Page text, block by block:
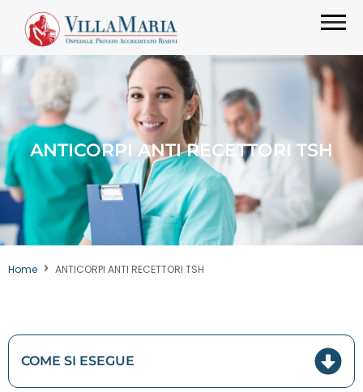
ANTICORPI ANTI RECETTORI TSH
Home ANTICORPI ANTI RECETTORI TSH
COME SI ESEGUE